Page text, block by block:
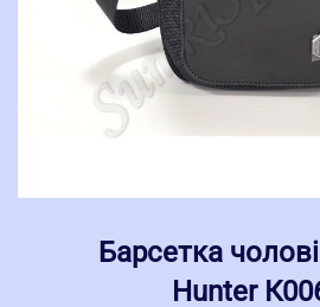
Барсетка
Hunter